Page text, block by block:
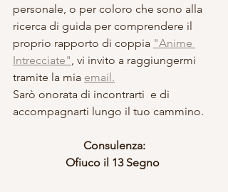
personale, o per coloro che sono alla
ricerca di guida per comprendere il
proprio rapporto di coppia "Anime
Intrecciate", vi invito a raggiungermi
tramite la mia email.
Sarò onorata di incontrarti  e di
accompagnarti lungo il tuo cammino.
Consulenza:
Ofiuco il 13 Segno